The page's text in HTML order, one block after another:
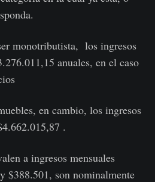
monotributista, los ingresos
anuales, en el caso
en cambio, los ingresos
.
a ingresos mensuales
$388.501, son nominalmente